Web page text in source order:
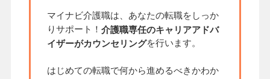
マイナビ介護職は、あなたの転職をしっか
りサポート！ 介護職専任のキャリアアドバ
イザーがカウンセリングを行います。
はじめての転職で何から進めるべきかわか